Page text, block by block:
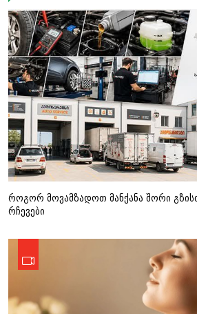
როგორ მოვამზადოთ მანქანა შორი
რჩევები